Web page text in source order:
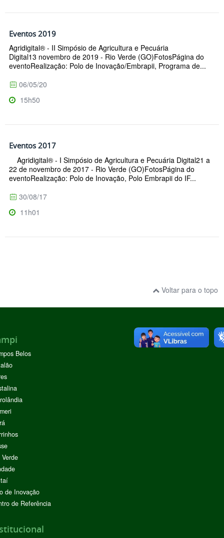
Eventos 2019
Agridigital® - II Simpósio de Agricultura e Pecuária
Digital13 novembro de 2019 - Rio Verde (GO)FotosPágina do
eventoRealização: Polo de Inovação/Embrapii, Programa de...
06/05/20
15h50
Eventos 2017
Agridigital® - I Simpósio de Agricultura e Pecuária Digital21 a
22 de novembro de 2017 - Rio Verde (GO)FotosPágina do
eventoRealização: Polo de Inovação, Polo Embrapii do IF...
30/08/17
11h01
Voltar para o topo
Belos
de Inovação
de Referência